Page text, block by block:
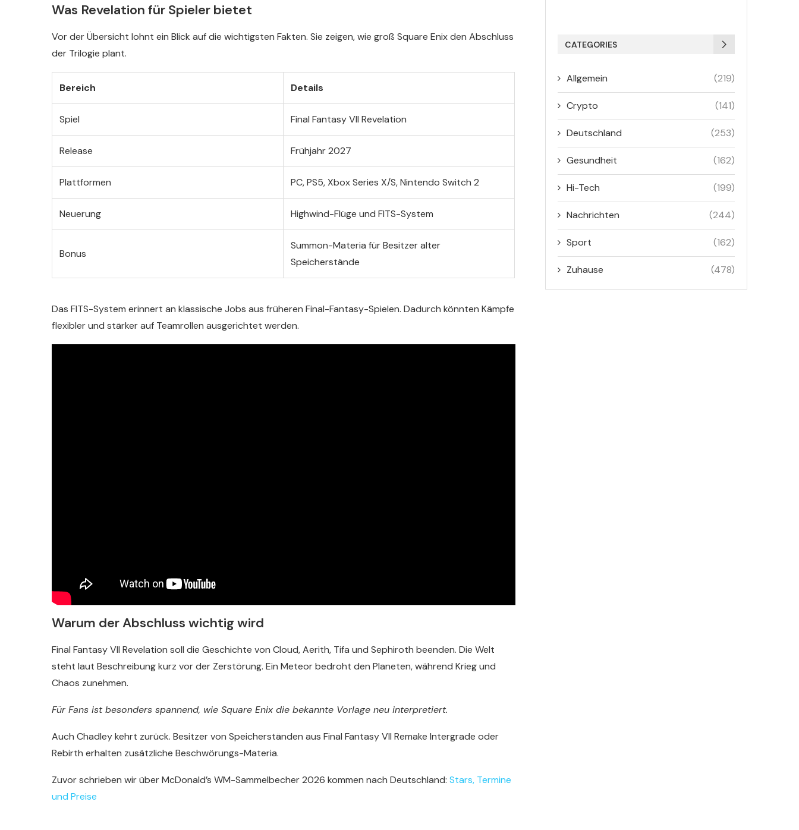
Was Revelation für Spieler bietet
Vor der Übersicht lohnt ein Blick auf die wichtigsten Fakten. Sie zeigen, wie groß Square Enix den Abschluss
der Trilogie plant.
Bereich Details
Spiel Final Fantasy VII Revelation
Release Frühjahr 2027
Plattformen PC, PS5, Xbox Series X/S, Nintendo Switch 2
Neuerung Highwind-Flüge und FITS-System
Bonus
Summon-Materia für Besitzer alter
Speicherstände
Das FITS-System erinnert an klassische Jobs aus früheren Final-Fantasy-Spielen. Dadurch könnten Kämpfe
flexibler und stärker auf Teamrollen ausgerichtet werden.
Warum der Abschluss wichtig wird
Final Fantasy VII Revelation soll die Geschichte von Cloud, Aerith, Tifa und Sephiroth beenden. Die Welt
steht laut Beschreibung kurz vor der Zerstörung. Ein Meteor bedroht den Planeten, während Krieg und
Chaos zunehmen.
Für Fans ist besonders spannend, wie Square Enix die bekannte Vorlage neu interpretiert.
Auch Chadley kehrt zurück. Besitzer von Speicherständen aus Final Fantasy VII Remake Intergrade oder
Rebirth erhalten zusätzliche Beschwörungs-Materia.
Zuvor schrieben wir über McDonald’s WM-Sammelbecher 2026 kommen nach Deutschland: Stars, Termine
und Preise
CATEGORIES
Allgemein (219)
Crypto (141)
Deutschland (253)
Gesundheit (162)
Hi-Tech (199)
Nachrichten (244)
Sport (162)
Zuhause (478)